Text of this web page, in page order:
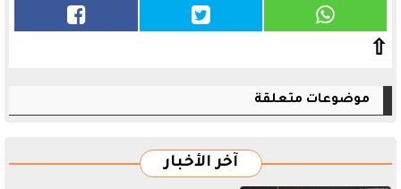
⇧
موضوعات متعلقة
آخر الأخبار